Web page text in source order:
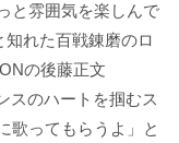
と雰囲気を楽しんで
れた百戦錬磨のロ
の後藤正文
のハートを掴むス
歌ってもらうよ」と